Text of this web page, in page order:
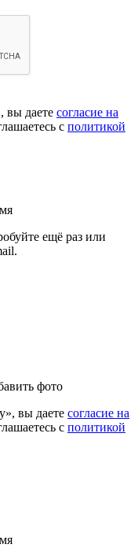
вы даете согласие на
c политикой
ещё раз или
фото
вы даете согласие на
c политикой